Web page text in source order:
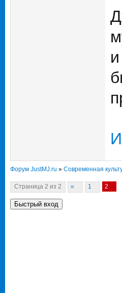
Форум JustMJ.ru » Современная
Страница 2 из 2 « 1 2